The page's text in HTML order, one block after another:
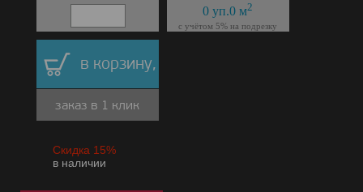
0 уп.0 м2
с учётом 5% на подрезку
в корзину,
заказ в 1 клик
Скидка 15%
в наличии